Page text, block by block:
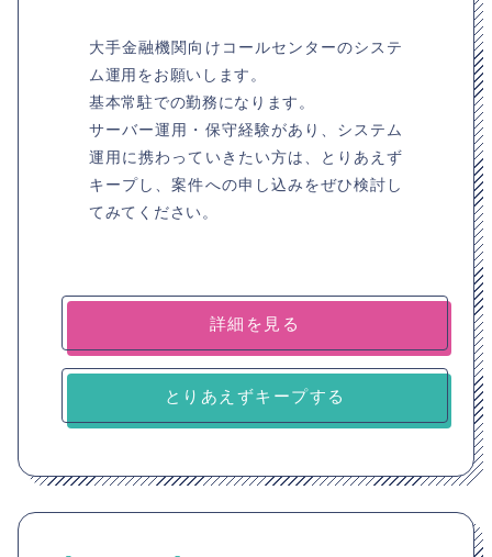
大手金融機関向けコールセンターのシステ
ム運用をお願いします。
基本常駐での勤務になります。
サーバー運用・保守経験があり、システム
運用に携わっていきたい方は、とりあえず
キープし、案件への申し込みをぜひ検討し
てみてください。
詳細を見る
とりあえずキープする